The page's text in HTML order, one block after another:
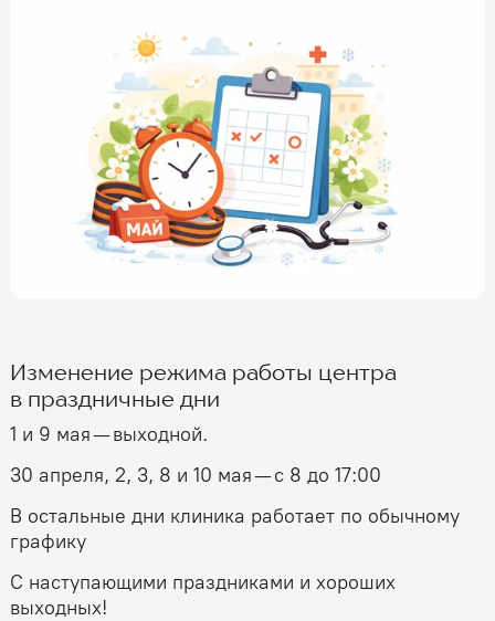
Изменение режима работы центра
в праздничные дни
1 и 9 мая — выходной.
30 апреля, 2, 3, 8 и 10 мая — с 8 до 17:00
В остальные дни клиника работает по обычному
графику
С наступающими праздниками и хороших
выходных!